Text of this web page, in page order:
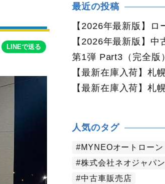
LINEで送る
最近の投稿
人気のタグ
MYNEOオートローン
株式会社ネオジャパン
中古車販売店